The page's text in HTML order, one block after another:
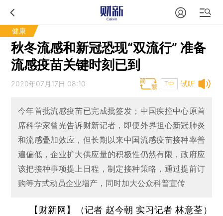
健康
秋冬流感和新冠恐现“双流行” 准备
流感疫苗关键时刻已到
试听
2020年07月17日 08:10 T中
今年首批流感疫苗已完成批签发；中国疾控中心原首
席科学家曾光告诉财新记者，即便外界担心新冠肺炎
和流感叠加效应，但长期以来中国流感疫苗接种率普
遍偏低，企业扩大供应量的积极性仍然有限，政府应
该把接种事项提上日程，制定接种策略，通过提前订
购等方式动员企业增产，同时加大公众科普宣传
【财新网】（记者 赵今朝 实习记者 林意荃）